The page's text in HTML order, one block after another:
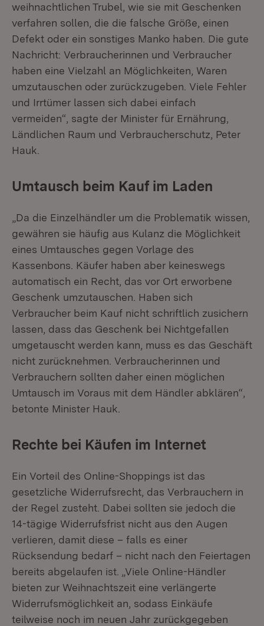
weihnachtlichen Trubel, wie sie mit Geschenken
verfahren sollen, die die falsche Größe, einen
Defekt oder ein sonstiges Manko haben. Die gute
Nachricht: Verbraucherinnen und Verbraucher
haben eine Vielzahl an Möglichkeiten, Waren
umzutauschen oder zurückzugeben. Viele Fehler
und Irrtümer lassen sich dabei einfach
vermeiden“, sagte der Minister für Ernährung,
Ländlichen Raum und Verbraucherschutz, Peter
Hauk.
Umtausch beim Kauf im Laden
„Da die Einzelhändler um die Problematik wissen,
gewähren sie häufig aus Kulanz die Möglichkeit
eines Umtausches gegen Vorlage des
Kassenbons. Käufer haben aber keineswegs
automatisch ein Recht, das vor Ort erworbene
Geschenk umzutauschen. Haben sich
Verbraucher beim Kauf nicht schriftlich zusichern
lassen, dass das Geschenk bei Nichtgefallen
umgetauscht werden kann, muss es das Geschäft
nicht zurücknehmen. Verbraucherinnen und
Verbrauchern sollten daher einen möglichen
Umtausch im Voraus mit dem Händler abklären“,
betonte Minister Hauk.
Rechte bei Käufen im Internet
Ein Vorteil des Online-Shoppings ist das
gesetzliche Widerrufsrecht, das Verbrauchern in
der Regel zusteht. Dabei sollten sie jedoch die
14-tägige Widerrufsfrist nicht aus den Augen
verlieren, damit diese – falls es einer
Rücksendung bedarf – nicht nach den Feiertagen
bereits abgelaufen ist. „Viele Online-Händler
bieten zur Weihnachtszeit eine verlängerte
Widerrufsmöglichkeit an, sodass Einkäufe
teilweise noch im neuen Jahr zurückgegeben